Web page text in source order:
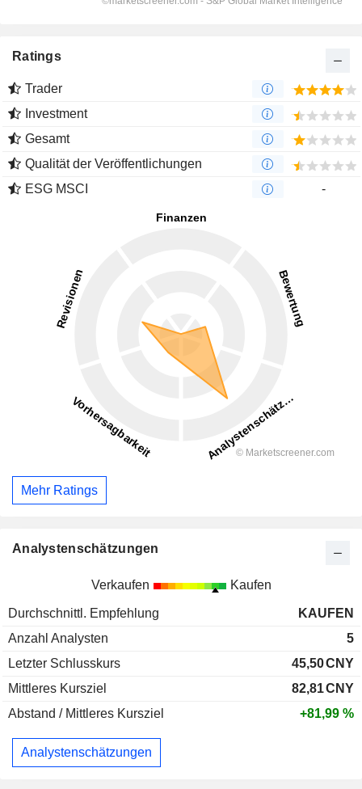
Ratings
Trader
Investment
Gesamt
Qualität der Veröffentlichungen
ESG MSCI
-
Mehr Ratings
Analystenschätzungen
Verkaufen Kaufen
Durchschnittl. Empfehlung
KAUFEN
Anzahl Analysten
5
Letzter Schlusskurs
45,50CNY
Mittleres Kursziel
82,81CNY
Abstand / Mittleres Kursziel
+81,99 %
Analystenschätzungen